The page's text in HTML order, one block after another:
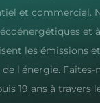
et commercial.
et
les émissions
l'énergie. Faites-
19 ans à travers